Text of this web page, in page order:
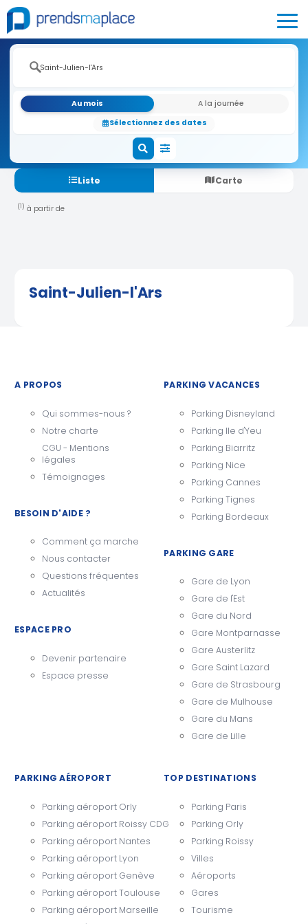
Au mois
A la journée
Sélectionnez des dates
Liste Carte
(1) à partir de
Saint-Julien-l'Ars
A PROPOS
Qui sommes-nous ?
Notre charte
CGU - Mentions
légales
Témoignages
BESOIN D'AIDE ?
Comment ça marche
Nous contacter
Questions fréquentes
Actualités
ESPACE PRO
Devenir partenaire
Espace presse
PARKING VACANCES
Parking Disneyland
Parking Ile d'Yeu
Parking Biarritz
Parking Nice
Parking Cannes
Parking Tignes
Parking Bordeaux
PARKING GARE
Gare de Lyon
Gare de l'Est
Gare du Nord
Gare Montparnasse
Gare Austerlitz
Gare Saint Lazard
Gare de Strasbourg
Gare de Mulhouse
Gare du Mans
Gare de Lille
PARKING AÉROPORT
Parking aéroport Orly
Parking aéroport Roissy CDG
Parking aéroport Nantes
Parking aéroport Lyon
Parking aéroport Genève
Parking aéroport Toulouse
Parking aéroport Marseille
TOP DESTINATIONS
Parking Paris
Parking Orly
Parking Roissy
Villes
Aéroports
Gares
Tourisme